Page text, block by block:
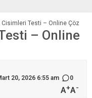
Cisimleri Testi – Online Çöz
– Online
20, 2026 6:55 am
0
A+A-